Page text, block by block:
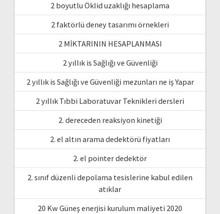
2 boyutlu Öklid uzaklığı hesaplama
2 faktörlü deney tasarımı örnekleri
2 MİKTARININ HESAPLANMASI
2 yıllık is Sağlığı ve Güvenliği
2 yıllık is Sağlığı ve Güvenliği mezunları ne iş Yapar
2 yıllık Tıbbi Laboratuvar Teknikleri dersleri
2. dereceden reaksiyon kinetiği
2. el altın arama dedektörü fiyatları
2. el pointer dedektör
2. sınıf düzenli depolama tesislerine kabul edilen
atıklar
20 Kw Güneş enerjisi kurulum maliyeti 2020